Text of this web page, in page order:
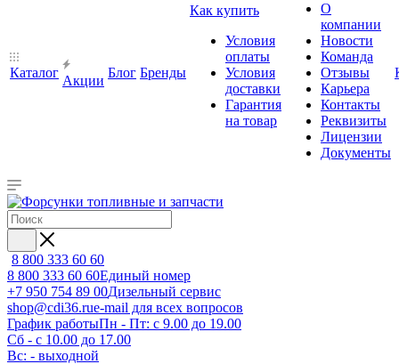
Каталог
Акции
Блог Бренды
Как купить
Условия
оплаты
Условия
доставки
Гарантия
на товар
О
компании
Новости
Команда
Отзывы
Карьера
Контакты
Реквизиты
Лицензии
Документы
8 800 333 60 60
8 800 333 60 60Единый номер
+7 950 754 89 00Дизельный сервис
shop@cdi36.rue-mail для всех вопросов
График работыПн - Пт: с 9.00 до 19.00
Сб - с 10.00 до 17.00
Вс: - выходной